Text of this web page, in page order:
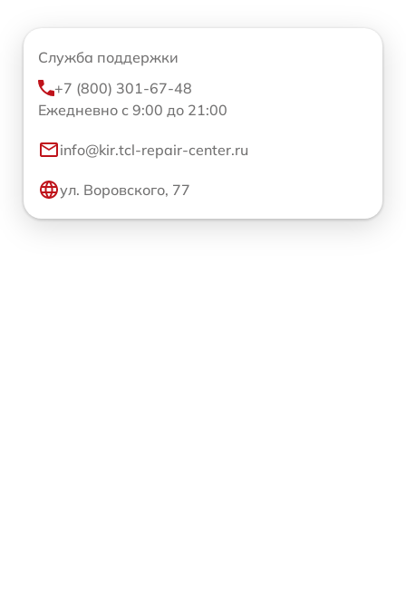
Служба поддержки
+7 (800) 301-67-48
Ежедневно с 9:00 до 21:00
info@kir.tcl-repair-center.ru
ул. Воровского, 77